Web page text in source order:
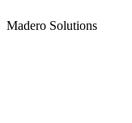
Madero Solutions